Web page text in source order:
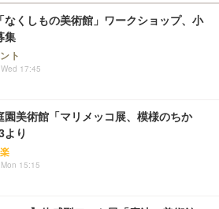
なくしもの美術館」ワークショップ、小
集
ト
17:45
園美術館「マリメッコ展、模様のちか
より
15:15